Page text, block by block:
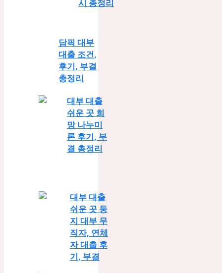
시 총정리
담픽 대부
대출 조건,
후기, 부결
총정리
대부 대출
쉬운 곳 희
망 나누미
론 후기, 부
결 총정리
대부 대출
쉬운 곳 둥
지 대부 무
직자, 연체
자 대출 후
기, 부결